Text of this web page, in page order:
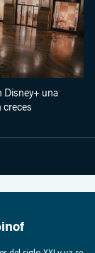
Disney+ una
creces